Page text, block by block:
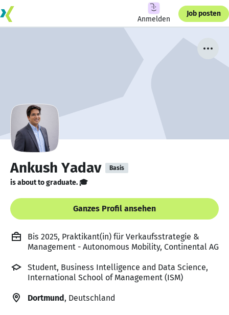
Anmelden
Job posten
Ankush Yadav Basis
is about to graduate. 🎓
Ganzes Profil ansehen
Bis 2025, Praktikant(in) für Verkaufsstrategie &
Management - Autonomous Mobility, Continental AG
Student, Business Intelligence and Data Science,
International School of Management (ISM)
Dortmund, Deutschland